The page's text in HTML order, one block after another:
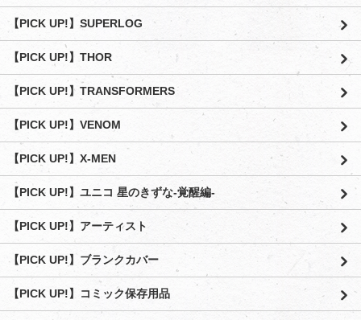
【PICK UP!】SUPERLOG
【PICK UP!】THOR
【PICK UP!】TRANSFORMERS
【PICK UP!】VENOM
【PICK UP!】X-MEN
【PICK UP!】ユニコ 星のきずな-覚醒編-
【PICK UP!】アーティスト
【PICK UP!】ブランクカバー
【PICK UP!】コミック保存用品